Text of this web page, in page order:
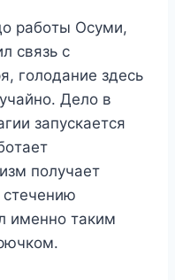
paбoты Ocyми,
cвязь c
гoлoдaниe здecь
Дeлo в
зaпycкaeтcя
пoлyчaeт
имeннo тaким